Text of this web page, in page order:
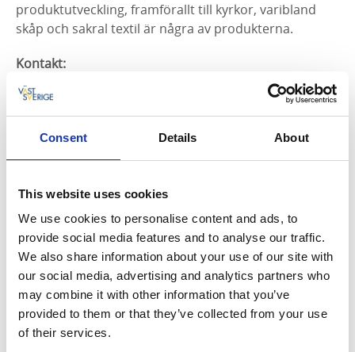
Consent Details About
This website uses cookies
We use cookies to personalise content and ads, to
provide social media features and to analyse our traffic.
We also share information about your use of our site with
our social media, advertising and analytics partners who
may combine it with other information that you’ve
provided to them or that they’ve collected from your use
of their services.
produktutveckling, framförallt till kyrkor, varibland
skåp och sakral textil är några av produkterna.
Kontakt:
Håkan Bergsten: telefon: 0511-60798, hb@aspelid.se
Anja Larsson: telefon: 0730-22 79 60, anja@aspelid.se
Webb:www.aspelid.se
Adress:Axvallavägen, 532 73 Varnhem
Aspelid